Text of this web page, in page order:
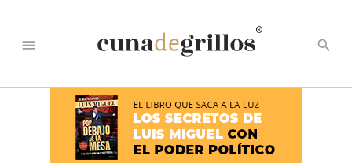
menu
®
search